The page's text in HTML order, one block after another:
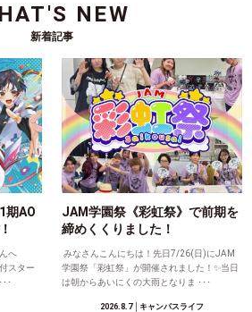
NEW
新着記事
期AO
んへ
スター
･
JAM学園祭《彩虹祭》で前期を
締めくくりました！
みなさんこんにちは！先日7/26(日)にJAM
学園祭「彩虹祭」が開催されました！✨当日
は朝からあいにくの大雨となりま ･･･
2026.8.7│キャンパスライフ